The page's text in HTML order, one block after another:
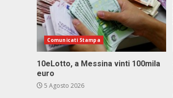
Comunicati Stampa
10eLotto, a Messina vinti 100mila
euro
5 Agosto 2026